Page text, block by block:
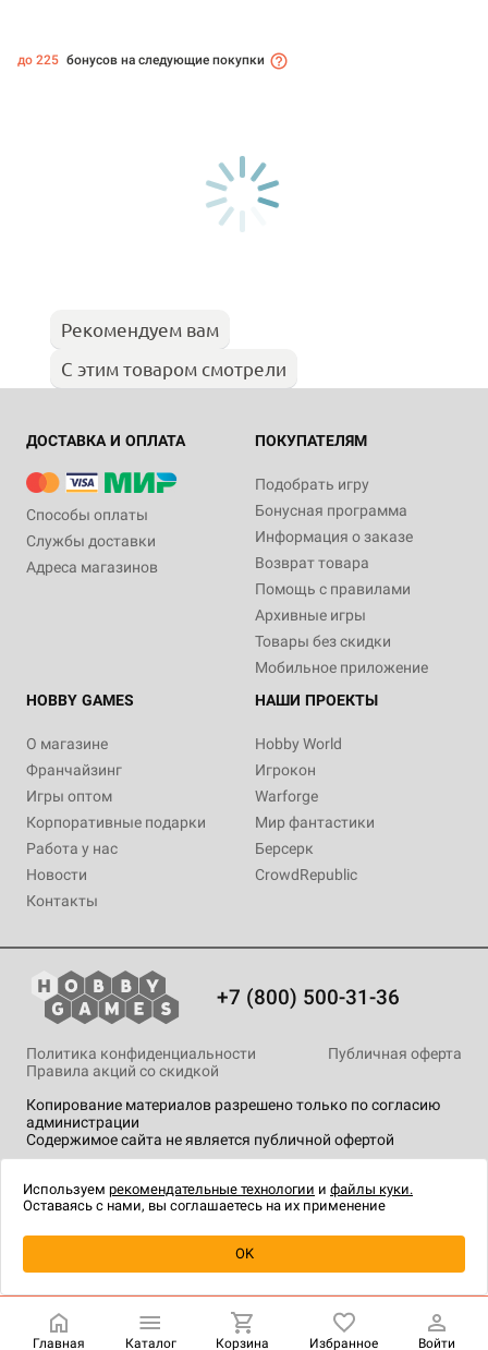
Уведомить о наличии
до 225 бонусов на следующие покупки
Рекомендуем вам
С этим товаром смотрели
ДОСТАВКА И ОПЛАТА
Способы оплаты
Службы доставки
Адреса магазинов
ПОКУПАТЕЛЯМ
Подобрать игру
Бонусная программа
Информация о заказе
Возврат товара
Помощь с правилами
Архивные игры
Товары без скидки
Мобильное приложение
HOBBY GAMES
О магазине
Франчайзинг
Игры оптом
Корпоративные подарки
Работа у нас
Новости
Контакты
НАШИ ПРОЕКТЫ
Hobby World
Игрокон
Warforge
Мир фантастики
Берсерк
CrowdRepublic
+7 (800) 500-31-36
Копирование материалов разрешено только по согласию
администрации
Содержимое сайта не является публичной офертой
Политика конфиденциальности
Публичная оферта
Правила акций со скидкой
технологии.
Главная Каталог Корзина Избранное Войти
Используем рекомендательные технологии и файлы куки.
Оставаясь с нами, вы соглашаетесь на их применение
OK